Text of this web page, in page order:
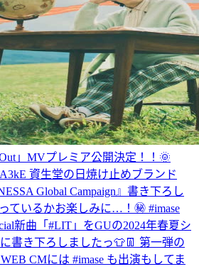
」MVプレミア公開決定！！🌞
資生堂の日焼け止めブランド
Global Campaign』書き下ろし
ているかお楽しみに…！㊙️ #imase
新曲「#LIT」をGUの2024年春夏シ
書き下ろしましたっ👕👖 第一弾の
CMには #imase も出演もしてま